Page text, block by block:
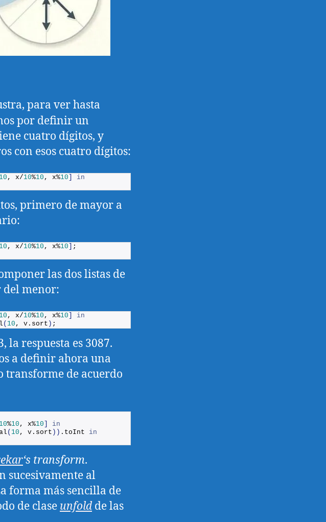
para ver hasta
por definir un
cuatro dígitos, y
con esos cuatro dígitos:
10 , x/10%10 , x%10
in
primero de mayor a
10 , x/10%10 , x%10
;
las dos listas de
del menor:
10 , x/10%10 , x%10
in
( 10 , v. sort ) ;
la respuesta es 3087.
a definir ahora una
transforme de acuerdo
10%10 , x%10]
in
( 10 , v. sort )) . toInt
in
‘s transform.
sucesivamente al
forma más sencilla de
de clase unfoldde las